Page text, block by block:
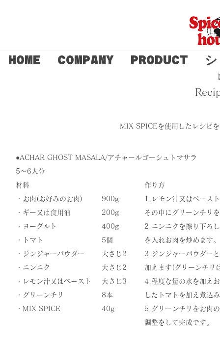
HOME COMPANY PRODUCT
MIX SPICEを使用したレシピ
●​ACHAR GHOST MASALA/アチャールゴーシュトマサラ
5〜6人分
材料
・お肉(お好みのお肉)
・ギー又は食用油
・ヨーグルト
・トマト
・ジンジャーパウダー
・ニンニク
・レモン汁又はペースト
・グリーンチリ
​・MIX SPICE
900g
200g
400g
5個
大さじ2
大さじ2
大さじ3
8本
​40g
作り方
​1.レモン汁又はペース
その中にグリーンチリ
2.ニンニクを擦り下ろ
を入れお肉を炒めます。
3.ジンジャーパウダー
加えます(グリーンチリ
4.程度な量の水を加え
したトマトを加え煮込
5.グリーンチリをお肉
調整をして完成です。